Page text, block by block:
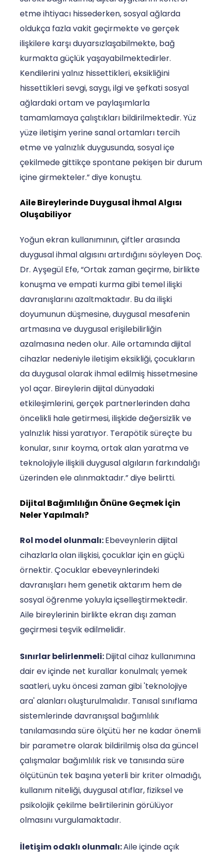
etme ihtiyacı hissederken, sosyal ağlarda
oldukça fazla vakit geçirmekte ve gerçek
ilişkilere karşı duyarsızlaşabilmekte, bağ
kurmakta güçlük yaşayabilmektedirler.
Kendilerini yalnız hissettikleri, eksikliğini
hissettikleri sevgi, saygı, ilgi ve şefkati sosyal
ağlardaki ortam ve paylaşımlarla
tamamlamaya çalıştıkları bildirilmektedir. Yüz
yüze iletişim yerine sanal ortamları tercih
etme ve yalnızlık duygusunda, sosyal içe
çekilmede gittikçe spontane pekişen bir durum
içine girmekteler.” diye konuştu.
Aile Bireylerinde Duygusal İhmal Algısı
Oluşabiliyor
Yoğun ekran kullanımının, çiftler arasında
duygusal ihmal algısını artırdığını söyleyen Doç.
Dr. Ayşegül Efe, “Ortak zaman geçirme, birlikte
konuşma ve empati kurma gibi temel ilişki
davranışlarını azaltmaktadır. Bu da ilişki
doyumunun düşmesine, duygusal mesafenin
artmasına ve duygusal erişilebilirliğin
azalmasına neden olur. Aile ortamında dijital
cihazlar nedeniyle iletişim eksikliği, çocukların
da duygusal olarak ihmal edilmiş hissetmesine
yol açar. Bireylerin dijital dünyadaki
etkileşimlerini, gerçek partnerlerinden daha
öncelikli hale getirmesi, ilişkide değersizlik ve
yalnızlık hissi yaratıyor. Terapötik süreçte bu
konular, sınır koyma, ortak alan yaratma ve
teknolojiyle ilişkili duygusal algıların farkındalığı
üzerinden ele alınmaktadır.” diye belirtti.
Dijital Bağımlılığın Önüne Geçmek İçin
Neler Yapılmalı?
Rol model olunmalı:Ebeveynlerin dijital
cihazlarla olan ilişkisi, çocuklar için en güçlü
örnektir. Çocuklar ebeveynlerindeki
davranışları hem genetik aktarım hem de
sosyal öğrenme yoluyla içselleştirmektedir.
Aile bireylerinin birlikte ekran dışı zaman
geçirmesi teşvik edilmelidir.
Sınırlar belirlenmeli:Dijital cihaz kullanımına
dair ev içinde net kurallar konulmalı; yemek
saatleri, uyku öncesi zaman gibi 'teknolojiye
ara' alanları oluşturulmalıdır. Tanısal sınıflama
sistemlerinde davranışsal bağımlılık
tanılamasında süre ölçütü her ne kadar önemli
bir parametre olarak bildirilmiş olsa da güncel
çalışmalar bağımlılık risk ve tanısında süre
ölçütünün tek başına yeterli bir kriter olmadığı,
kullanım niteliği, duygusal atıflar, fiziksel ve
psikolojik çekilme belirtilerinin görülüyor
olmasını vurgulamaktadır.
İletişim odaklı olunmalı:Aile içinde açık